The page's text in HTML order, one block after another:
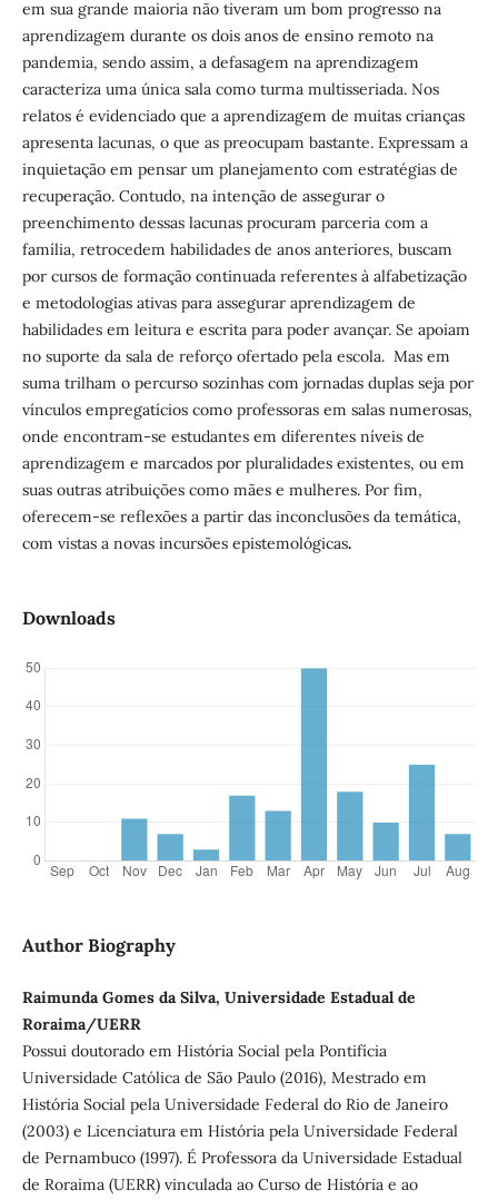
em sua grande maioria não tiveram um bom progresso na
aprendizagem durante os dois anos de ensino remoto na
pandemia, sendo assim, a defasagem na aprendizagem
caracteriza uma única sala como turma multisseriada. Nos
relatos é evidenciado que a aprendizagem de muitas crianças
apresenta lacunas, o que as preocupam bastante. Expressam a
inquietação em pensar um planejamento com estratégias de
recuperação. Contudo, na intenção de assegurar o
preenchimento dessas lacunas procuram parceria com a
família, retrocedem habilidades de anos anteriores, buscam
por cursos de formação continuada referentes à alfabetização
e metodologias ativas para assegurar aprendizagem de
habilidades em leitura e escrita para poder avançar. Se apoiam
no suporte da sala de reforço ofertado pela escola. Mas em
suma trilham o percurso sozinhas com jornadas duplas seja por
vínculos empregatícios como professoras em salas numerosas,
onde encontram-se estudantes em diferentes níveis de
aprendizagem e marcados por pluralidades existentes, ou em
suas outras atribuições como mães e mulheres. Por fim,
oferecem-se reflexões a partir das inconclusões da temática,
com vistas a novas incursões epistemológicas.
Downloads
Author Biography
Raimunda Gomes da Silva, Universidade Estadual de
Roraima/UERR
Possui doutorado em História Social pela Pontifícia
Universidade Católica de São Paulo (2016), Mestrado em
História Social pela Universidade Federal do Rio de Janeiro
(2003) e Licenciatura em História pela Universidade Federal
de Pernambuco (1997). É Professora da Universidade Estadual
de Roraima (UERR) vinculada ao Curso de História e ao